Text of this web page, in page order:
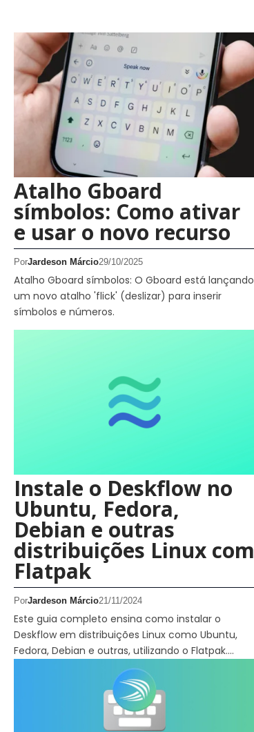
Atalho Gboard
símbolos: Como ativar
e usar o novo recurso
PorJardeson Márcio29/10/2025
Atalho Gboard símbolos: O Gboard está lançando
um novo atalho 'flick' (deslizar) para inserir
símbolos e números.
Instale o Deskflow no
Ubuntu, Fedora,
Debian e outras
distribuições Linux com
Flatpak
PorJardeson Márcio21/11/2024
Este guia completo ensina como instalar o
Deskflow em distribuições Linux como Ubuntu,
Fedora, Debian e outras, utilizando o Flatpak.…